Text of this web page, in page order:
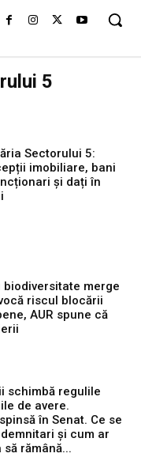
5
Sectorului 5:
imobiliare, bani
și dați în
merge
riscul blocării
AUR spune că
schimbă regulile
de avere.
în Senat. Ce se
și cum ar
rămână...